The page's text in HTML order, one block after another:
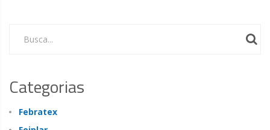
Busca...
Categorias
Febratex